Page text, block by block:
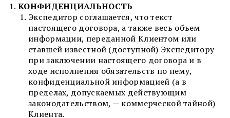
КОНФИДЕНЦИАЛЬНОСТЬ
Экспедитор соглашается, что текст
настоящего договора, а также весь объем
информации, переданной Клиентом или
ставшей известной (доступной) Экспедитору
при заключении настоящего договора и в
ходе исполнения обязательств по нему,
конфиденциальной информацией (а в
пределах, допускаемых действующим
законодательством, — коммерческой тайной)
Клиента.